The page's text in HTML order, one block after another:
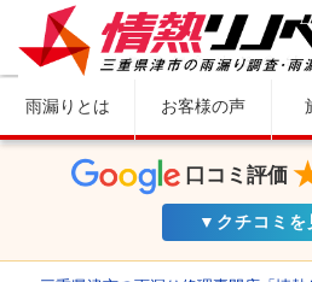
雨漏りとは お客様の声
口コミ評価
▼クチコミを